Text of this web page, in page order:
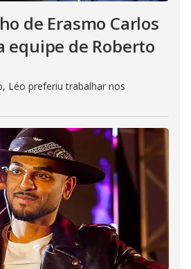
de Erasmo Carlos
equipe de Roberto
Léo preferiu trabalhar nos